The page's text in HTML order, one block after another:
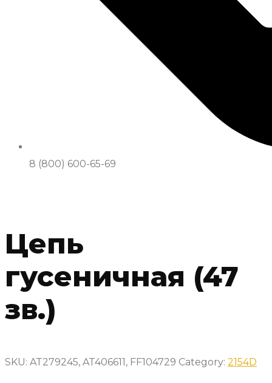
8 (800) 600-65-69
Цепь
гусеничная (47
зв.)
SKU: AT279245, AT406611, FF104729 Category: 2154D